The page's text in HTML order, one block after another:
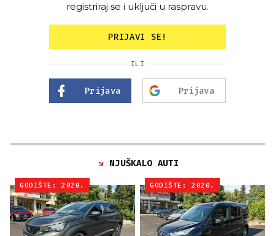
registriraj se i uključi u raspravu.
PRIJAVI SE!
ILI
Prijava Prijava
NJUŠKALO AUTI
GODIŠTE: 2020. GODIŠTE: 2020.